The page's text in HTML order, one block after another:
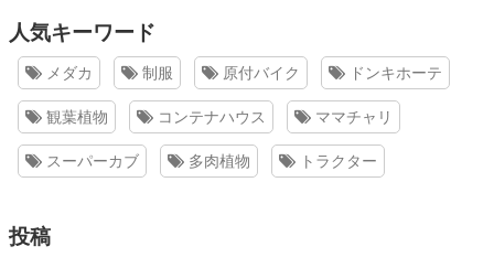
人気キーワード
メダカ 制服 原付バイク ドンキホーテ
観葉植物 コンテナハウス ママチャリ
スーパーカブ 多肉植物 トラクター
投稿